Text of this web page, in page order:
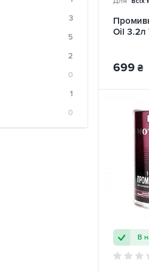
3
5
2
0
1
0
0
Oil 3.2л
699 ₴
В